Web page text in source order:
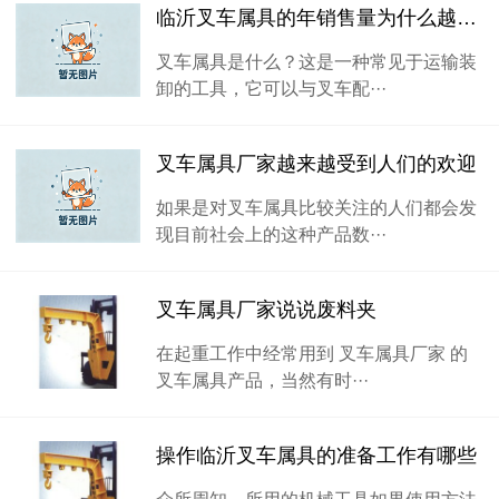
临沂叉车属具的年销售量为什么越来越高？
叉车属具是什么？这是一种常见于运输装
卸的工具，它可以与叉车配···
叉车属具厂家越来越受到人们的欢迎
如果是对叉车属具比较关注的人们都会发
现目前社会上的这种产品数···
叉车属具厂家说说废料夹
在起重工作中经常用到 叉车属具厂家 的
叉车属具产品，当然有时···
操作临沂叉车属具的准备工作有哪些